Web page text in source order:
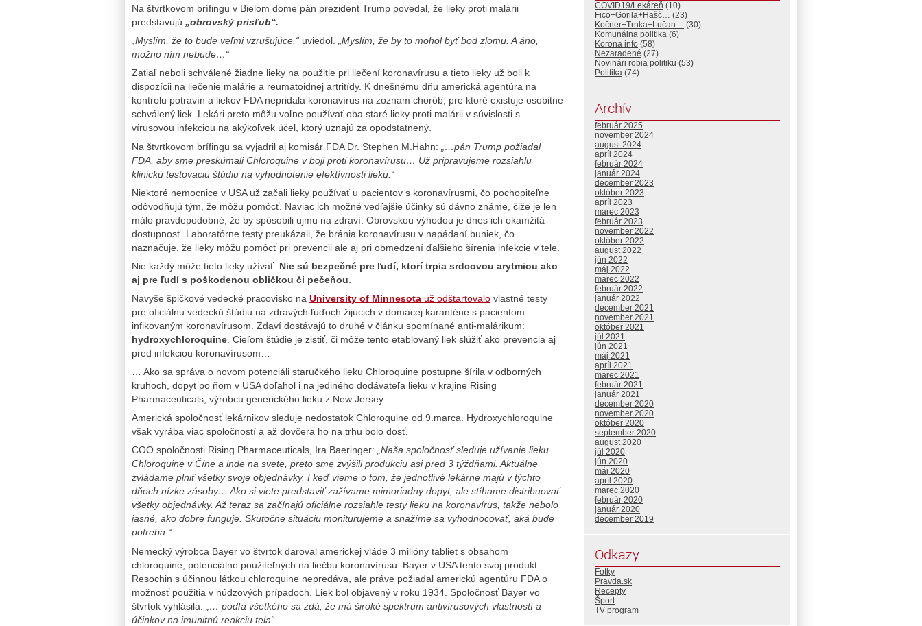
Na štvrtkovom brífingu v Bielom dome pán prezident Trump povedal, že lieky proti malárii
predstavujú „obrovský prísľub“.
„Myslím, že to bude veľmi vzrušujúce,“ uviedol. „Myslím, že by to mohol byť bod zlomu. A áno,
možno ním nebude…“
Zatiaľ neboli schválené žiadne lieky na použitie pri liečení koronavírusu a tieto lieky už boli k
dispozícii na liečenie malárie a reumatoidnej artritídy. K dnešnému dňu americká agentúra na
kontrolu potravín a liekov FDA nepridala koronavírus na zoznam chorôb, pre ktoré existuje osobitne
schválený liek. Lekári preto môžu voľne používať oba staré lieky proti malárii v súvislosti s
vírusovou infekciou na akýkoľvek účel, ktorý uznajú za opodstatnený.
Na štvrtkovom brífingu sa vyjadril aj komisár FDA Dr. Stephen M.Hahn:
„…pán Trump požiadal
FDA, aby sme preskúmali Chloroquine v boji proti koronavírusu… Už pripravujeme rozsiahlu
klinickú testovaciu štúdiu na vyhodnotenie efektívnosti lieku.“
Niektoré nemocnice v USA už začali lieky používať u pacientov s koronavírusmi, čo pochopiteľne
odôvodňujú tým, že môžu pomôcť. Naviac ich možné vedľajšie účinky sú dávno známe, čiže je len
málo pravdepodobné, že by spôsobili ujmu na zdraví. Obrovskou výhodou je dnes ich okamžitá
dostupnosť. Laboratórne testy preukázali, že bránia koronavírusu v napádaní buniek, čo
naznačuje, že lieky môžu pomôcť pri prevencii ale aj pri obmedzení ďalšieho šírenia infekcie v tele.
Nie každý môže tieto lieky užívať: Nie sú bezpečné pre ľudí, ktorí trpia srdcovou arytmiou ako
aj pre ľudí s poškodenou obličkou či pečeňou
Navyše špičkové vedecké pracovisko na University of Minnesota už odštartovalo vlastné testy
pre oficiálnu vedeckú štúdiu na zdravých ľuďoch žijúcich v domácej karanténe s pacientom
infikovaným koronavírusom. Zdaví dostávajú to druhé v článku spomínané anti-malárikum:
hydroxychloroquine . Cieľom štúdie je zistiť, či môže tento etablovaný liek slúžiť ako prevencia aj
pred infekciou koronavírusom…
… Ako sa správa o novom potenciáli staručkého lieku Chloroquine postupne šírila v odborných
kruhoch, dopyt po ňom v USA doľahol i na jediného dodávateľa lieku v krajine Rising
Pharmaceuticals, výrobcu generického lieku z New Jersey.
Americká spoločnosť lekárnikov sleduje nedostatok Chloroquine od 9.marca. Hydroxychloroquine
však vyrába viac spoločností a až dovčera ho na trhu bolo dosť.
COO spoločnosti Rising Pharmaceuticals, Ira Baeringer: „Naša spoločnosť sleduje užívanie lieku
Chloroquine v Číne a inde na svete, preto sme zvýšili produkciu asi pred 3 týždňami. Aktuálne
zvládame plniť všetky svoje objednávky. I keď vieme o tom, že jednotlivé lekárne majú v týchto
dňoch nízke zásoby… Ako si viete predstaviť zažívame mimoriadny dopyt, ale stíhame distribuovať
všetky objednávky. Až teraz sa začínajú oficiálne rozsiahle testy lieku na koronavírus, takže nebolo
jasné, ako dobre funguje. Skutočne situáciu moniturujeme a snažíme sa vyhodnocovať, aká bude
potreba.“
Nemecký výrobca Bayer vo štvrtok daroval americkej vláde 3 milióny tabliet s obsahom
chloroquine, potenciálne použiteľných na liečbu koronavírusu. Bayer v USA tento svoj produkt
Resochin s účinnou látkou chloroquine nepredáva, ale práve požiadal americkú agentúru FDA o
možnosť použitia v núdzových prípadoch. Liek bol objavený v roku 1934. Spoločnosť Bayer vo
štvrtok vyhlásila:
„… podľa všetkého sa zdá, že má široké spektrum antivírusových vlastností a
účinkov na imunitnú reakciu tela“.
COVID19/Lekáreň (10)
Fico+Gorila+Hašč… (23)
Kočner+Trnka+Lučan… (30)
Komunálna politika (6)
Korona info (58)
Nezaradené (27)
Novinári robia politiku (53)
Politika (74)
Archív
február 2025
november 2024
august 2024
apríl 2024
február 2024
január 2024
december 2023
október 2023
apríl 2023
marec 2023
február 2023
november 2022
október 2022
august 2022
jún 2022
máj 2022
marec 2022
február 2022
január 2022
december 2021
november 2021
október 2021
júl 2021
jún 2021
máj 2021
apríl 2021
marec 2021
február 2021
január 2021
december 2020
november 2020
október 2020
september 2020
august 2020
júl 2020
jún 2020
máj 2020
apríl 2020
marec 2020
február 2020
január 2020
december 2019
Odkazy
Fotky
Pravda.sk
Recepty
Šport
TV program